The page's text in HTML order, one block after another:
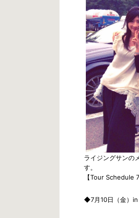
ライジングサンの
す。
【Tour Schedule
◆7月10日（金）in